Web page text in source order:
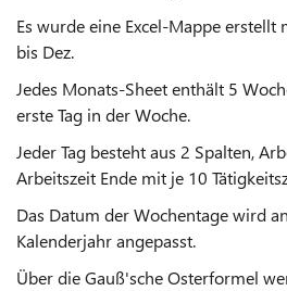
Es wurde eine Excel-Mappe erstellt
bis Dez.
Jedes Monats-Sheet enthält 5
erste Tag in der Woche.
Jeder Tag besteht aus 2 Spalten,
Arbeitszeit Ende mit je 10
Das Datum der Wochentage wird
Kalenderjahr angepasst.
Über die Gauß'sche Osterformel